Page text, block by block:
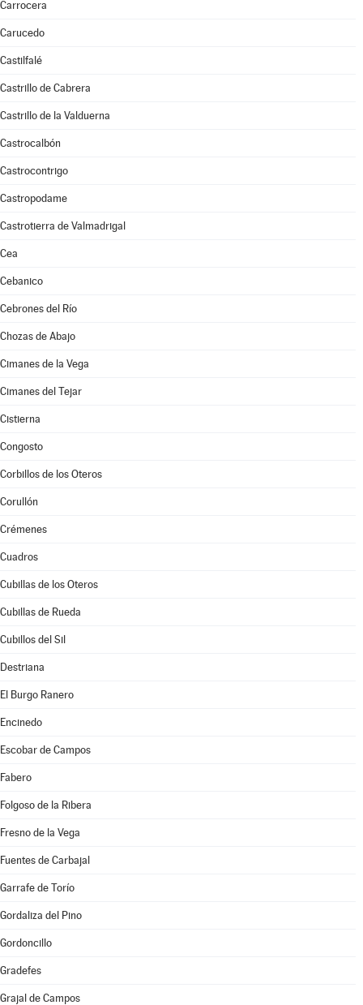
Carrocera
Carucedo
Castilfalé
Castrillo de Cabrera
Castrillo de la Valduerna
Castrocalbón
Castrocontrigo
Castropodame
Castrotierra de Valmadrigal
Cea
Cebanico
Cebrones del Río
Chozas de Abajo
Cimanes de la Vega
Cimanes del Tejar
Cistierna
Congosto
Corbillos de los Oteros
Corullón
Crémenes
Cuadros
Cubillas de los Oteros
Cubillas de Rueda
Cubillos del Sil
Destriana
El Burgo Ranero
Encinedo
Escobar de Campos
Fabero
Folgoso de la Ribera
Fresno de la Vega
Fuentes de Carbajal
Garrafe de Torío
Gordaliza del Pino
Gordoncillo
Gradefes
Grajal de Campos